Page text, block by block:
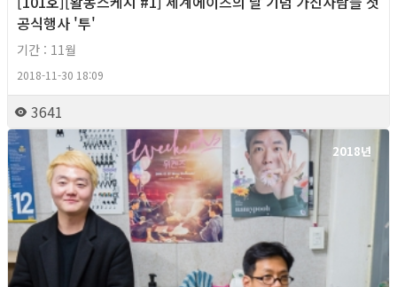
공식행사 '투'
기간 : 11월
2018-11-30 18:09
3641
2018년